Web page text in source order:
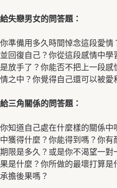
給失戀男女的問答題：
你準備用多久時間悼念這段愛情
並回復自己？你從這段感情中學
是放手了？你能否不把上一段感
情之中？你覺得自己還可以被愛
給三角關係的問答題：
你知道自己處在什麼樣的關係中
中獲得什麼？你能得到嗎？你有
期限是多久？或是你不渴望一對
果是什麼？你所做的最壞打算是
承擔後果嗎？